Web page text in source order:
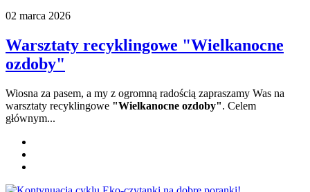
02 marca 2026
Warsztaty recyklingowe "Wielkanocne
ozdoby"
Wiosna za pasem, a my z ogromną radością zapraszamy Was na
warsztaty recyklingowe "Wielkanocne ozdoby". Celem
głównym...